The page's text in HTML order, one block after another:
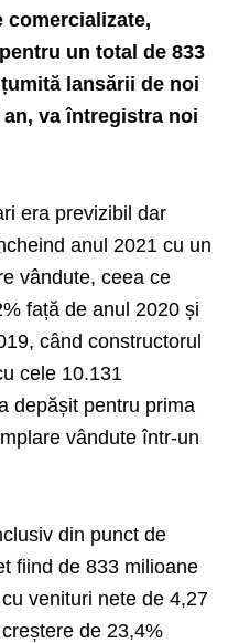
comercializate,
un total de 833
lansării de noi
va întregistra noi
era previzibil dar
anul 2021 cu un
vândute, ceea ce
față de anul 2020 și
când constructorul
cele 10.131
depășit pentru prima
vândute într-un
din punct de
fiind de 833 milioane
venituri nete de 4,27
de 23,4%